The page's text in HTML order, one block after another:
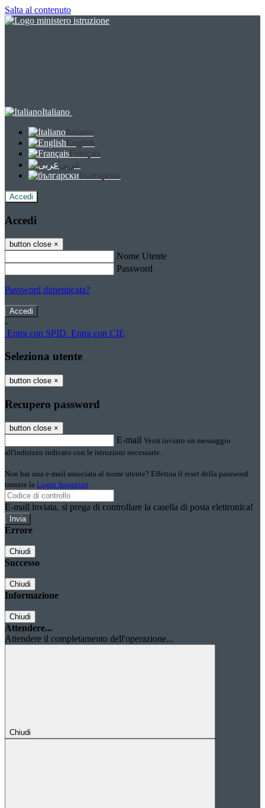
Salta al contenuto
Italiano
Italiano
English
Français
عربى
български
Accedi
Accedi
button close ×
Nome Utente
Password
Password dimenticata?
-
Entra con SPID Entra con CIE
Seleziona utente
button close ×
Recupero password
button close ×
E-mail Verrà inviato un messaggio
all'indirizzo indicato con le istruzioni necessarie.
Non hai una e-mail associata al nome utente? Effettua il reset della password
tramite la Login Spaggiari
E-mail inviata, si prega di controllare la casella di posta elettronica!
Errore
Chiudi
Successo
Chiudi
Informazione
Chiudi
Attendere...
Attendere il completamento dell'operazione...
Chiudi